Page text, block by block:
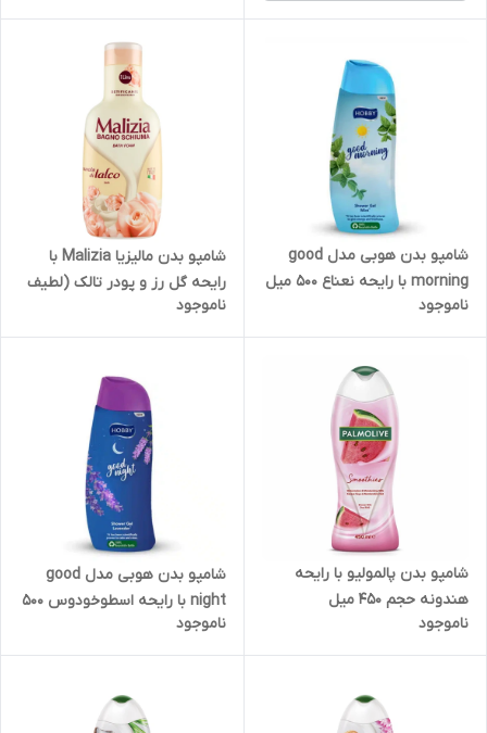
شامپو بدن هوبی مدل good
morning با رایحه نعناع 500 میل
ناموجود
شامپو بدن مالیزیا Malizia با
رایحه گل رز و پودر تالک (لطیف
میل
ناموجود
شامپو بدن پالمولیو با رایحه
هندونه حجم 450 میل
ناموجود
شامپو بدن هوبی مدل good
night با رایحه اسطوخودوس 500
میل
ناموجود